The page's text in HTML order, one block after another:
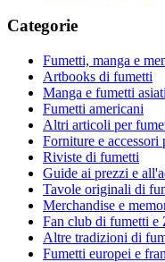
Categorie
Fumetti, manga e
Artbooks di fumetti
Manga e fumetti
Fumetti americani
Altri articoli per
Forniture e accessori
Riviste di fumetti
Guide ai prezzi e
Tavole originali di
Merchandise e
Fan club di fumetti e
Altre tradizioni di
Fumetti europei e